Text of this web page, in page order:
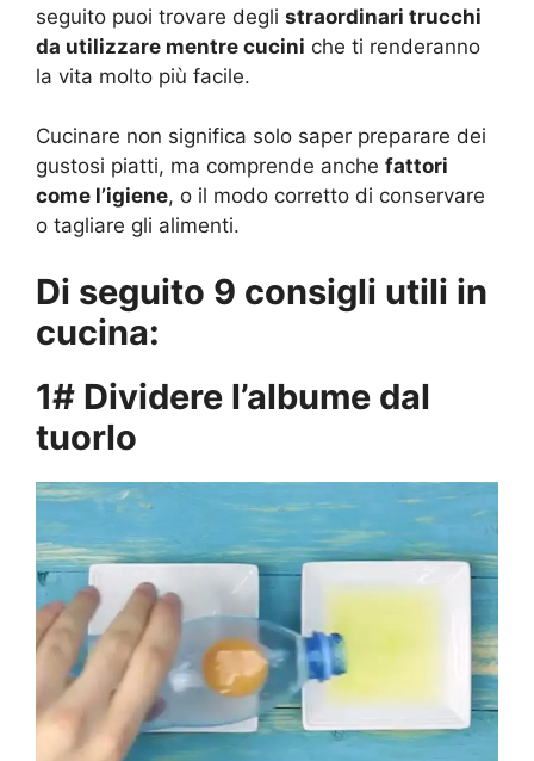
seguito puoi trovare degli straordinari trucchi
da utilizzare mentre cucini che ti renderanno
la vita molto più facile.
Cucinare non significa solo saper preparare dei
gustosi piatti, ma comprende anche fattori
come l’igiene, o il modo corretto di conservare
o tagliare gli alimenti.
Di seguito 9 consigli utili in
cucina:
1# Dividere l’albume dal
tuorlo